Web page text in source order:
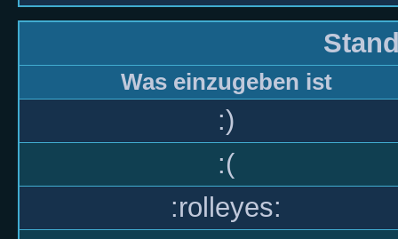
Was einzugeben ist
:)
:(
:rolleyes: